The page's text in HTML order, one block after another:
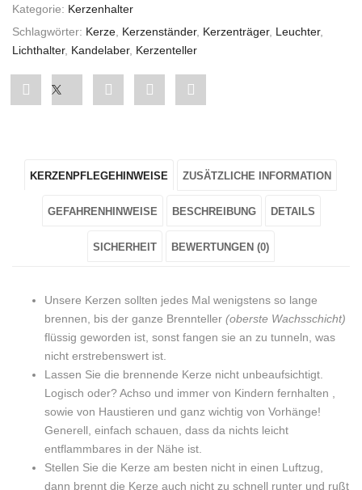
Kategorie: Kerzenhalter
Schlagwörter: Kerze Kerzenständer, Kerzenträger, Leuchter,
Lichthalter, Kandelaber, Kerzenteller
Share
Metall
Facebook
aus
Metall
on
Twitter
Share
Metall
in
Gold"
Google
Plus
Pin
Metall
in
Gold"
Pinterest
Share
Metall
in
Gold"
LinkedIn
KERZENPFLEGEHINWEISE ZUSÄTZLICHE INFORMATION
GEFAHRENHINWEISE BESCHREIBUNG DETAILS
SICHERHEIT BEWERTUNGEN (0)
Unsere Kerzen sollten jedes Mal wenigstens so lange
brennen, bis der ganze Brennteller (oberste Wachsschicht)
flüssig geworden ist, sonst fangen sie an zu tunneln, was
nicht erstrebenswert ist.
Lassen Sie die brennende Kerze nicht unbeaufsichtigt.
Logisch oder? Achso und immer von Kindern fernhalten ,
sowie von Haustieren und ganz wichtig von Vorhänge!
Generell, einfach schauen, dass da nichts leicht
entflammbares in der Nähe ist.
Stellen Sie die Kerze am besten nicht in einen Luftzug,
dann brennt die Kerze auch nicht zu schnell runter und rußt